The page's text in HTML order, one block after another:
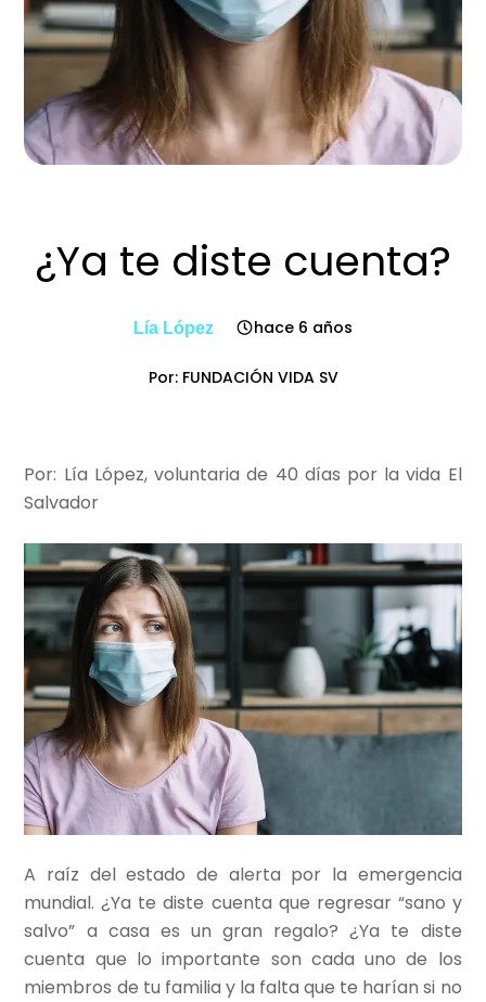
¿Ya te diste cuenta?
Lía López hace 6 años
Por: FUNDACIÓN VIDA SV
Por: Lía López, voluntaria de 40 días por la vida El
Salvador
A raíz del estado de alerta por la emergencia
mundial. ¿Ya te diste cuenta que regresar “sano y
salvo” a casa es un gran regalo? ¿Ya te diste
cuenta que lo importante son cada uno de los
miembros de tu familia y la falta que te harían si no